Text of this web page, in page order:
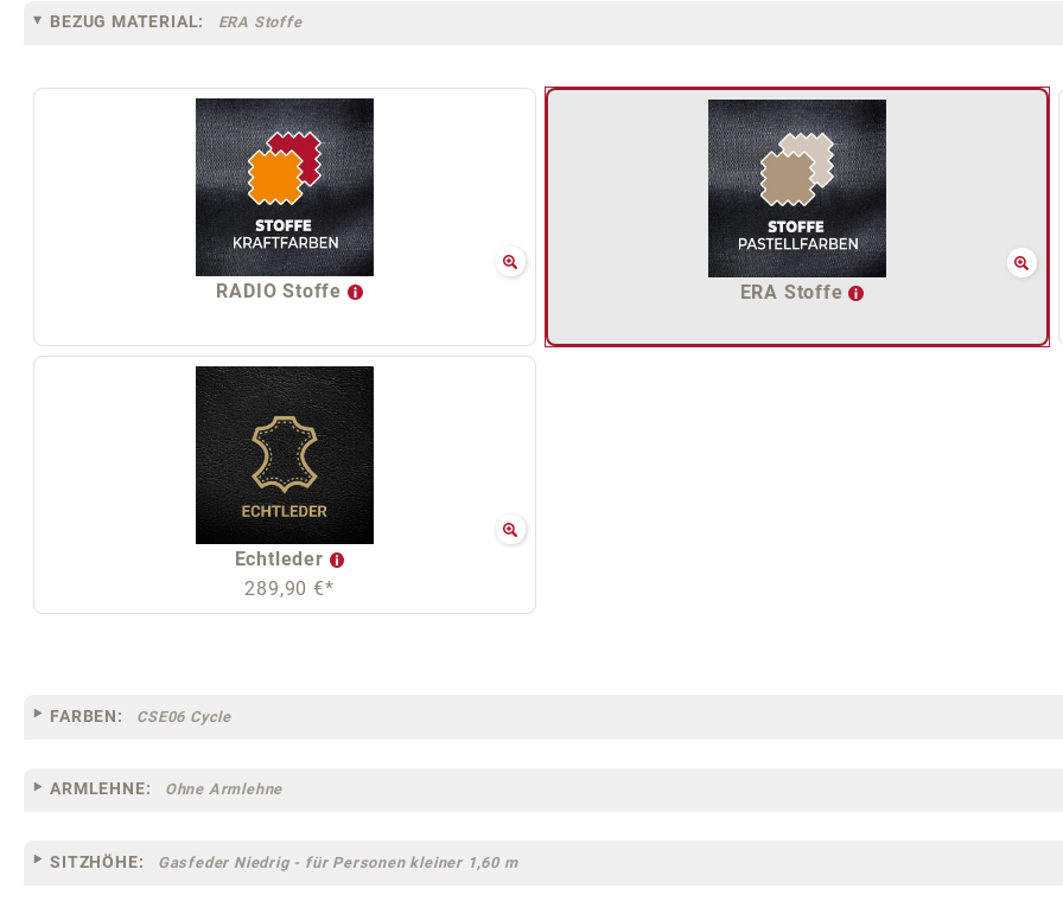
BEZUG MATERIAL: ERA Stoffe
RADIO Stoffe ERA Stoffe
Echtleder
289,90 €*
FARBEN: CSE06 Cycle
ARMLEHNE: Ohne Armlehne
SITZHÖHE: Gasfeder Niedrig - für Personen kleiner 1,60 m